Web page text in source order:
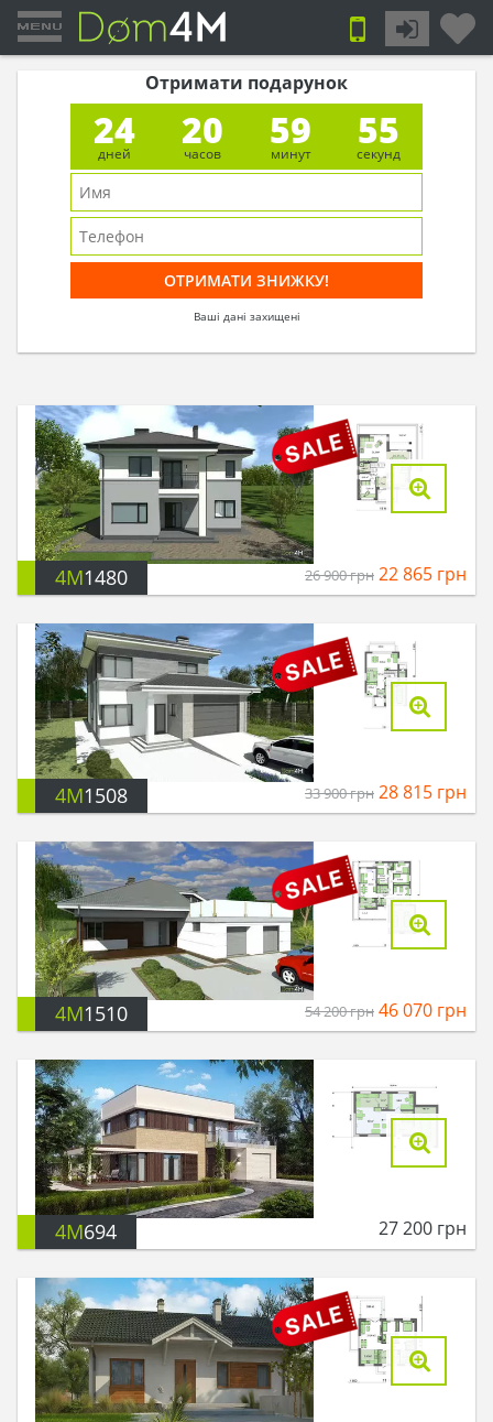
Отримати подарунок
24
дней
20
часов
59
минут
55
секунд
Ваші дані захищені
4M1480 26 900грн 22 865 грн
4M1508 33 900грн 28 815 грн
4M1510 54 200грн 46 070 грн
4M694 27 200 грн